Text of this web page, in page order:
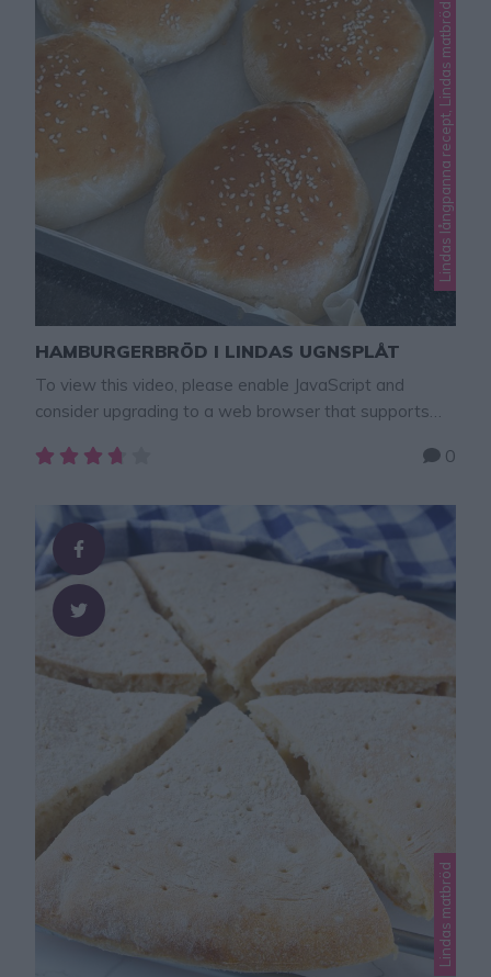
Lindas långpanna recept, Lindas matbröd
HAMBURGERBRÖD I LINDAS UGNSPLÅT
To view this video, please enable JavaScript and
consider upgrading to a web browser that supports
funkar precis lika bra som hamburgerbröd eller frallor!
Släng in bröden i frysen och ta fram när du ska käka
hamburgare eller frukost! …
0
Lindas matbröd